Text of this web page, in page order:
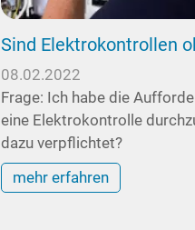
Sind Elektrokontrollen
08.02.2022
Frage: Ich habe die
eine Elektrokontrolle
dazu verpflichtet?
mehr erfahren